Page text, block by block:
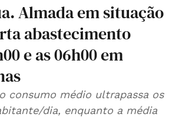
Almada em situação
abastecimento
e as 06h00 em
consumo médio ultrapassa os
dia, enquanto a média